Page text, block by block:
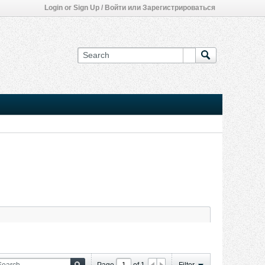
Login or Sign Up / Войти или Зарегистрироваться